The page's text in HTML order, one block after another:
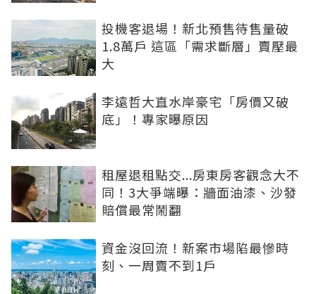
投機客退場！新北預售待售量破
1.8萬戶 這區「需求斷層」賣壓最
大
李遠哲大直水岸豪宅「房價又破
底」！專家曝原因
租屋退租點交...房東房客觀念大不
同！3大爭端曝：牆面油漆、沙發
賠償最常鬧翻
資金沒回流！新案市場陷最慘時
刻、一周賣不到1戶